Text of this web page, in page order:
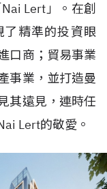
Lert」。在創
精準的投資眼
口商；貿易事業
事業，並打造曼
其遠見，連時任
Lert的敬愛。